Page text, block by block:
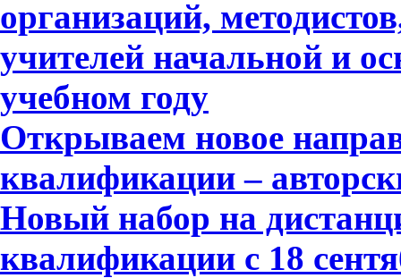
организаций,
учителей начальной и
учебном году
Открываем новое
квалификации –
Новый набор на
квалификации с 18